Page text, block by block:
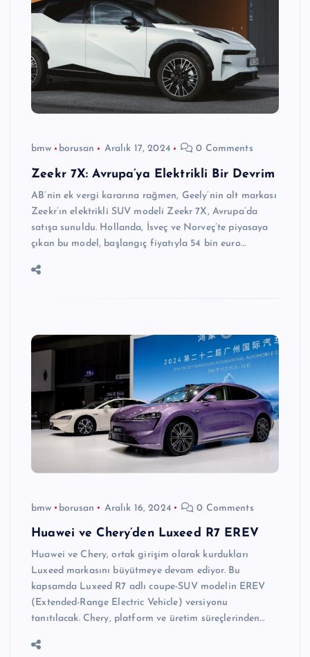
bmw borusan Aralık 17, 2024 0 Comments
Zeekr 7X: Avrupa’ya Elektrikli Bir Devrim
AB’nin ek vergi kararına rağmen, Geely’nin alt markası
Zeekr’ın elektrikli SUV modeli Zeekr 7X, Avrupa’da
satışa sunuldu. Hollanda, İsveç ve Norveç’te piyasaya
çıkan bu model, başlangıç fiyatıyla 54 bin euro…
bmw borusan Aralık 16, 2024 0 Comments
Huawei ve Chery’den Luxeed R7 EREV
Huawei ve Chery, ortak girişim olarak kurdukları
Luxeed markasını büyütmeye devam ediyor. Bu
kapsamda Luxeed R7 adlı coupe-SUV modelin EREV
(Extended-Range Electric Vehicle) versiyonu
tanıtılacak. Chery, platform ve üretim süreçlerinden…